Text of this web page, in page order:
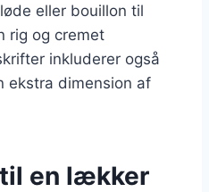
eller bouillon til
rig og cremet
inkluderer også
ekstra dimension af
en lækker